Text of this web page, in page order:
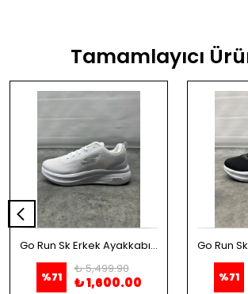
Tamamlayıcı
Go Run Sk Erkek Ayakkabı - Beyaz
%71
₺ 5,499.90
₺ 1,600.00 %71